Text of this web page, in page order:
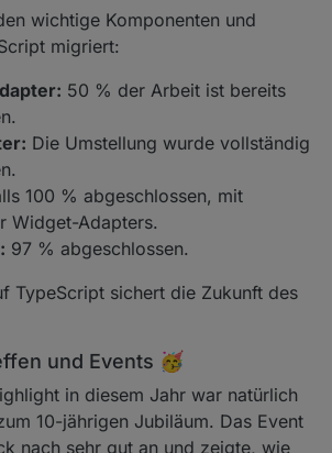
wichtige Komponenten und
migriert:
50 % der Arbeit ist bereits
Die Umstellung wurde vollständig
100 % abgeschlossen, mit
Widget-Adapters.
97 % abgeschlossen.
TypeScript sichert die Zukunft des
und Events 🥳
in diesem Jahr war natürlich
10-jährigen Jubiläum. Das Event
nach sehr gut an und zeigte, wie